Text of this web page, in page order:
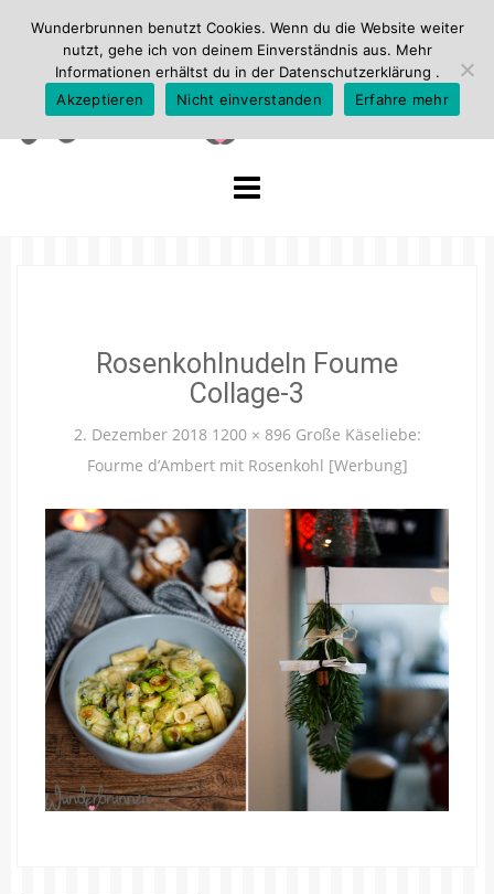
Rosenkohlnudeln Foume
Collage-3
2. Dezember 2018 1200 × 896 Große Käseliebe:
Fourme d’Ambert mit Rosenkohl [Werbung]
Wunderbrunnen benutzt Cookies. Wenn du die Website weiter
nutzt, gehe ich von deinem Einverständnis aus. Mehr
Informationen erhältst du in der Datenschutzerklärung .
Akzeptieren
Nicht einverstanden Erfahre mehr